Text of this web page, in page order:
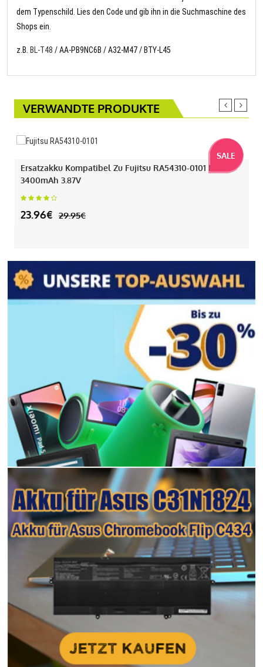
dem Typenschild. Lies den Code und gib ihn in die Suchmaschine des
Shops ein.
z.B. BL-T48 / AA-PB9NC6B / A32-M47 / BTY-L45
VERWANDTE PRODUKTE
SALE
Ersatzakku Kompatibel Zu Fujitsu RA54310-0101 Mit
3400mAh 3.87V
23.96€ 29.95€